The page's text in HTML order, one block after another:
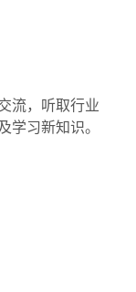
流，听取行业
学习新知识。